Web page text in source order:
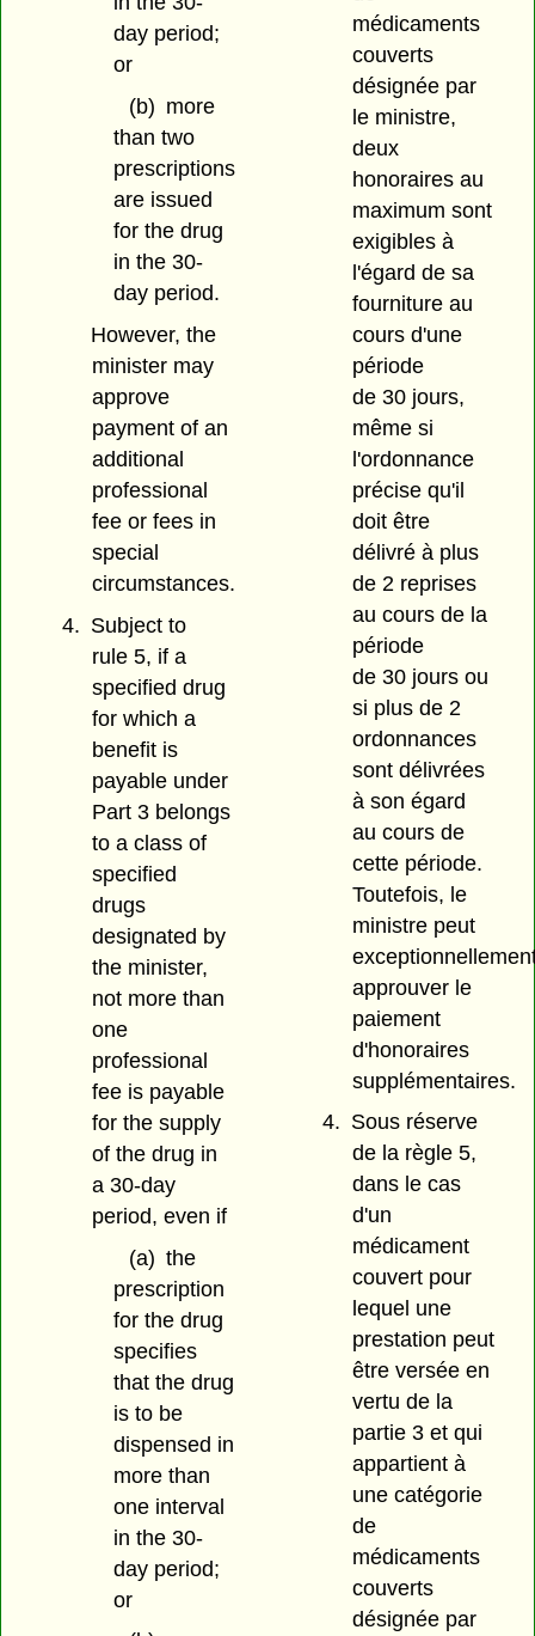
day period;
or
(b) more
than two
prescriptions
are issued
for the drug
in the 30-
day period.
However, the
minister may
approve
payment of an
additional
professional
fee or fees in
special
circumstances.
4. Subject to
rule 5, if a
specified drug
for which a
benefit is
payable under
Part 3 belongs
to a class of
specified
drugs
designated by
the minister,
not more than
one
professional
fee is payable
for the supply
of the drug in
a 30-day
period, even if
(a) the
prescription
for the drug
specifies
that the drug
is to be
dispensed in
more than
one interval
in the 30-
day period;
or
médicaments
couverts
désignée par
le ministre,
deux
honoraires au
maximum sont
exigibles à
l'égard de sa
fourniture au
cours d'une
période
de 30 jours,
même si
l'ordonnance
précise qu'il
doit être
délivré à plus
de 2 reprises
au cours de la
période
de 30 jours ou
si plus de 2
ordonnances
sont délivrées
à son égard
au cours de
cette période.
Toutefois, le
ministre peut
approuver le
paiement
d'honoraires
supplémentaires.
4. Sous réserve
de la règle 5,
dans le cas
d'un
médicament
couvert pour
lequel une
prestation peut
être versée en
vertu de la
partie 3 et qui
appartient à
une catégorie
de
médicaments
couverts
désignée par